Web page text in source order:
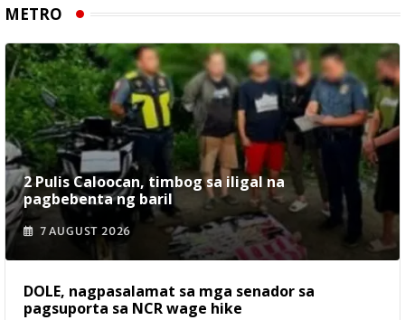
METRO
2 Pulis Caloocan, timbog sa iligal na
pagbebenta ng baril
7 AUGUST 2026
DOLE, nagpasalamat sa mga senador sa
pagsuporta sa NCR wage hike